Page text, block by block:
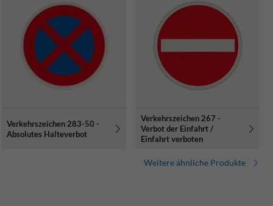
Verkehrszeichen 283-50 -
Absolutes Halteverbot
Verkehrszeichen 267 -
Verbot der Einfahrt /
Einfahrt verboten
Weitere ähnliche Produkte